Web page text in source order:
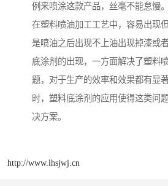
例来喷涂这款产品，丝毫不能怠慢。
在塑料喷油加工工艺中，容易出现
是喷油之后出现不上油出现掉漆或
底涂剂的出现，一方面解决了塑料
题，对于生产的效率和效果都有显
时，塑料底涂剂的应用使得这类问
决方案。
http://www.lhsjwj.cn